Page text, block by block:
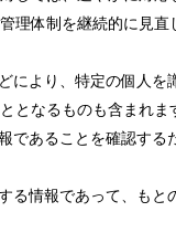
理体制を継続的に見直
により、特定の個人を
となるものも含まれま
であることを確認する
情報であって、もと